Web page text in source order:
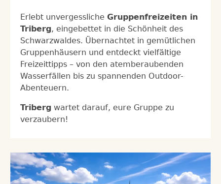
Erlebt unvergessliche Gruppenfreizeiten in
Triberg, eingebettet in die Schönheit des
Schwarzwaldes. Übernachtet in gemütlichen
Gruppenhäusern und entdeckt vielfältige
Freizeittipps – von den atemberaubenden
Wasserfällen bis zu spannenden Outdoor-
Abenteuern.
Triberg wartet darauf, eure Gruppe zu
verzaubern!